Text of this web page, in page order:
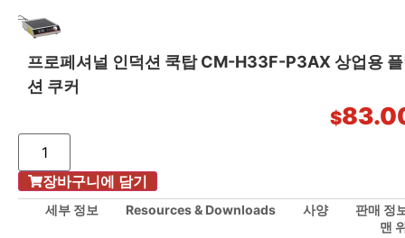
홈 / 프로페셔널 인덕션 쿡탑 CM-H33F-P3AX 상업용 플랫탑 인덕션 쿠커
프로페셔널 인덕션 쿡탑 CM-H33F-P3AX 상업용
션 쿠커
$
장바구니에 담기
세부 정보 Resources & Downloads 사양
판매 정
맨